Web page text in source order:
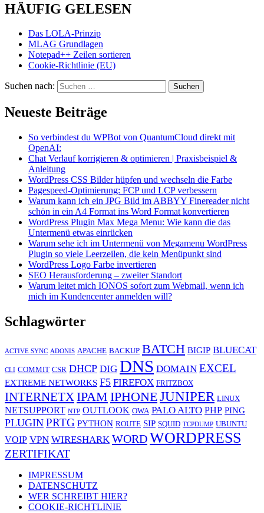
HÄUFIG GELESEN
Das LOLA-Prinzip
MLAG Grundlagen
Notepad++ Zeilen sortieren
Cookie-Richtlinie (EU)
Suchen nach:
Neueste Beiträge
So verbindest du WPBot von QuantumCloud direkt mit
OpenAI:
Chat Verlauf korrigieren & optimieren | Praxisbeispiel &
Anleitung
WordPress CSS Bilder hüpfen und wechseln die Farbe
Pagespeed-Optimierung: FCP und LCP verbessern
Warum kann ich ein JPG Bild im ABBYY Finereader nicht
schön in ein A4 Format ins Word Format konvertieren
WordPress Plugin Max Mega Menu: Wie kann die das
Untermenü etwas einrücken
Warum sehe ich im Untermenü von Megamenu WordPress
Plugin so viele Leerzeilen, die kein Menüpunkt sind
WordPress Logo Farbe invertieren
SEO Herausforderung – zweiter Standort
Warum leitet mich IONOS sofort zum Webmail, wenn ich
mich im Kundencenter anmelden will?
Schlagwörter
ACTIVE SYNC ADONIS APACHE BACKUP BATCH BIGIP BLUECAT
CLI COMMIT CSR DHCP DIG DNS DOMAIN EXCEL
EXTREME NETWORKS F5 FIREFOX FRITZBOX
INTERNETXIPAM IPHONEJUNIPER LINUX
NETSUPPORT NTP OUTLOOK OWA PALO ALTO PHP PING
PLUGIN PRTG PYTHON ROUTE SIP SQUID TCPDUMP UBUNTU
VOIP VPN WIRESHARK WORDWORDPRESS
ZERTIFIKAT
IMPRESSUM
DATENSCHUTZ
WER SCHREIBT HIER?
COOKIE-RICHTLINIE